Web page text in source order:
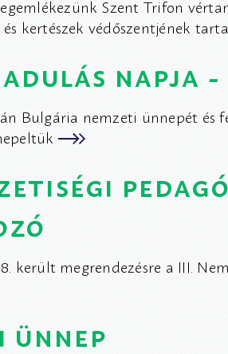
Szent Trifon
kertészek védőszentjének
napja -
Bulgária nemzeti ünnepét és
került megrendezésre a III.
ünnep